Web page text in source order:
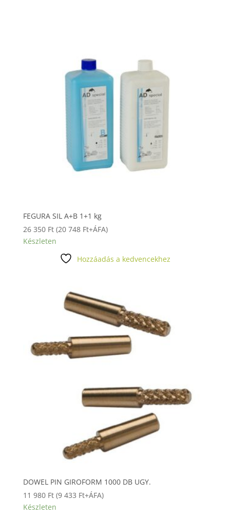
FEGURA SIL A+B 1+1 kg
26 350 Ft (20 748 Ft+ÁFA)
Készleten
Hozzáadás a kedvencekhez
DOWEL PIN GIROFORM 1000 DB UGY.
11 980 Ft (9 433 Ft+ÁFA)
Készleten